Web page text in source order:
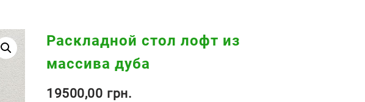
Раскладной стол лофт из
массива дуба
19500,00 грн.